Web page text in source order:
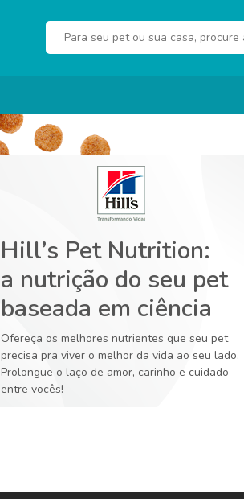
Hill’s Pet Nutrition:
a nutrição do seu pet
baseada em ciência
Ofereça os melhores nutrientes que seu pet
precisa pra viver o melhor da vida ao seu lado.
Prolongue o laço de amor, carinho e cuidado
entre vocês!